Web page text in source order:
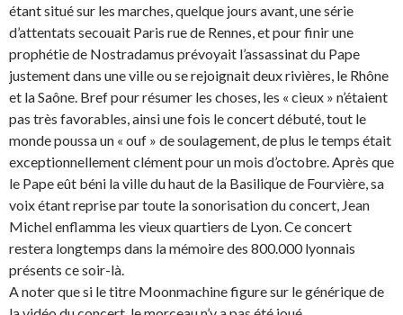
étant situé sur les marches, quelque jours avant, une série
d’attentats secouait Paris rue de Rennes, et pour finir une
prophétie de Nostradamus prévoyait l’assassinat du Pape
justement dans une ville ou se rejoignait deux rivières, le Rhône
et la Saône. Bref pour résumer les choses, les « cieux » n’étaient
pas très favorables, ainsi une fois le concert débuté, tout le
monde poussa un « ouf » de soulagement, de plus le temps était
exceptionnellement clément pour un mois d’octobre. Après que
le Pape eût béni la ville du haut de la Basilique de Fourvière, sa
voix étant reprise par toute la sonorisation du concert, Jean
Michel enflamma les vieux quartiers de Lyon. Ce concert
restera longtemps dans la mémoire des 800.000 lyonnais
présents ce soir-là.
A noter que si le titre Moonmachine figure sur le générique de